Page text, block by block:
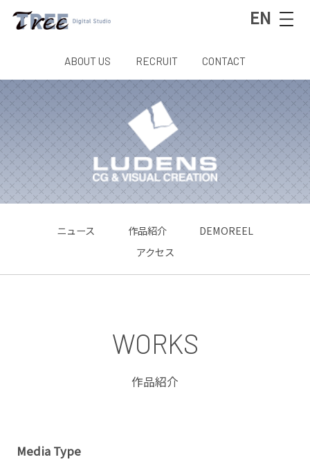
EN
ABOUT US RECRUIT CONTACT
ニュース 作品紹介
DEMOREEL
アクセス
WORKS
作品紹介
Media Type